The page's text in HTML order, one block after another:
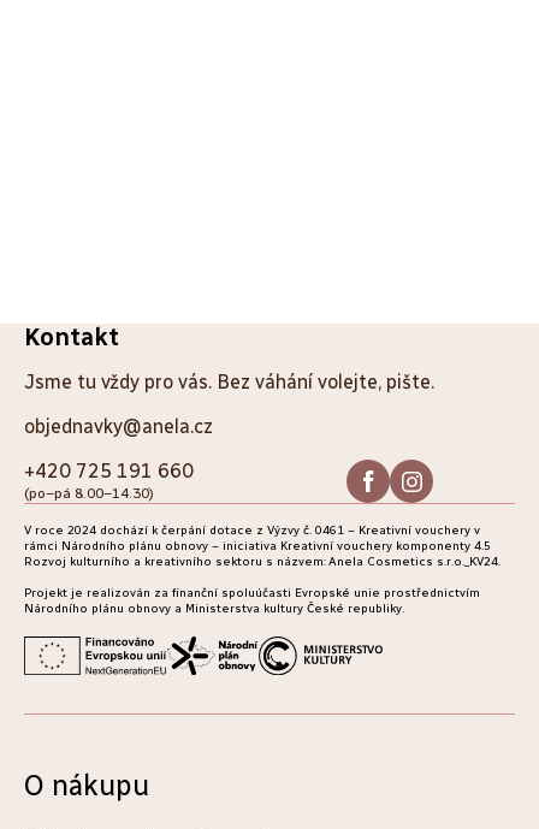
Kontakt
Jsme tu vždy pro vás. Bez váhání volejte, pište.
objednavky@anela.cz
+420 725 191 660
(po–pá 8.00–14.30)
V roce 2024 dochází k čerpání dotace z Výzvy č. 0461 – Kreativní vouchery v
rámci Národního plánu obnovy – iniciativa Kreativní vouchery komponenty 4.5
Rozvoj kulturního a kreativního sektoru s názvem: Anela Cosmetics s.r.o._KV24.
Projekt je realizován za finanční spoluúčasti Evropské unie prostřednictvím
Národního plánu obnovy a Ministerstva kultury České republiky.
O nákupu